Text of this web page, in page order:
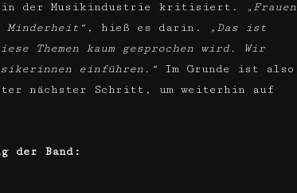
in der Musikindustrie kritisiert.
„Frauen
Minderheit“ , hieß es darin.
„Das ist
Themen kaum gesprochen wird. Wir
einführen.“ Im Grunde ist also
nächster Schritt, um weiterhin auf
der Band: